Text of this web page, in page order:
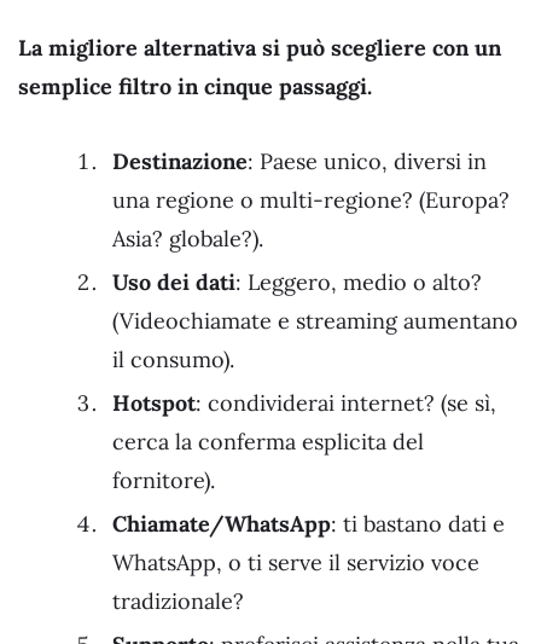
La migliore alternativa si può scegliere con un
semplice filtro in cinque passaggi.
Destinazione: Paese unico, diversi in
una regione o multi-regione? (Europa?
Asia? globale?).
Uso dei dati: Leggero, medio o alto?
(Videochiamate e streaming aumentano
il consumo).
Hotspot: condividerai internet? (se sì,
cerca la conferma esplicita del
fornitore).
Chiamate/WhatsApp: ti bastano dati e
WhatsApp, o ti serve il servizio voce
tradizionale?